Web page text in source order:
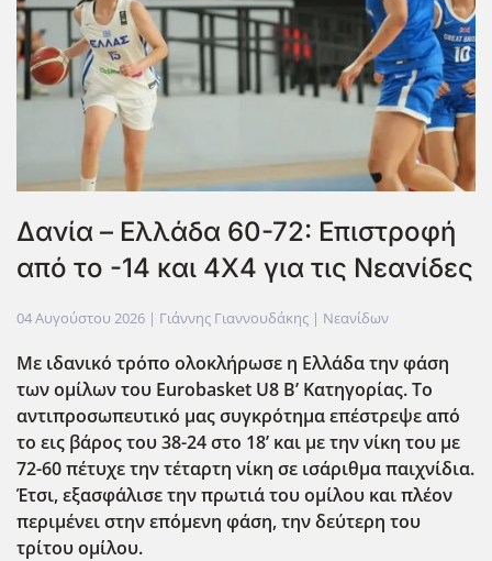
Δανία – Ελλάδα 60-72: Επιστροφή
από το -14 και 4Χ4 για τις Νεανίδες
04 Αυγούστου 2026 | Γιάννης Γιαννουδάκης | Νεανίδων
Με ιδανικό τρόπο ολοκλήρωσε η Ελλάδα την φάση
των ομίλων του Eurobasket U8 Β’ Κατηγορίας. Το
αντιπροσωπευτικό μας συγκρότημα επέστρεψε από
το εις βάρος του 38-24 στο 18’ και με την νίκη του με
72-60 πέτυχε την τέταρτη νίκη σε ισάριθμα παιχνίδια.
Έτσι, εξασφάλισε την πρωτιά του ομίλου και πλέον
περιμένει στην επόμενη φάση, την δεύτερη του
τρίτου ομίλου.